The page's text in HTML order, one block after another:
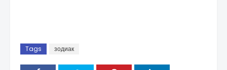
Tags зодиак